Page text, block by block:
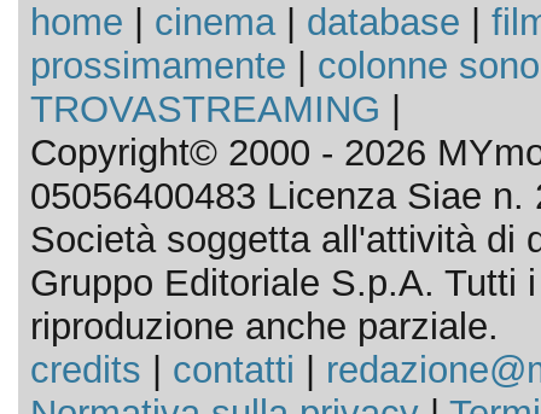
home cinema| database
prossimamente
colonne
TROVASTREAMING
Copyright© 2000 - 2026
05056400483 Licenza Siae n.
Società soggetta all'attività di
Gruppo Editoriale S.p.A. Tutti
riproduzione anche parziale.
credits
contatti